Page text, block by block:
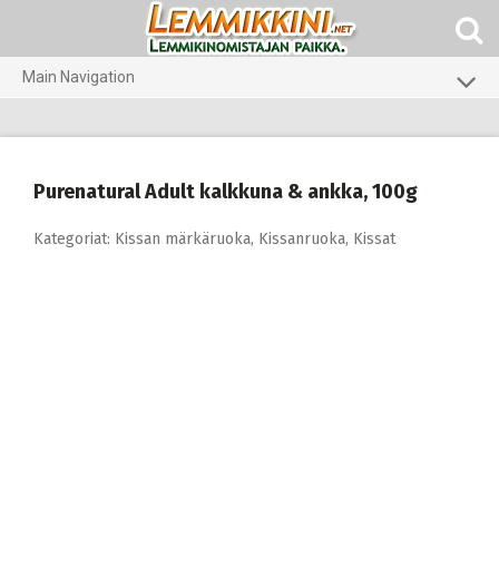
Main Navigation
Pieneläimet
Purenatural Adult kalkkuna & ankka, 100g
Kategoriat: Kissan märkäruoka, Kissanruoka, Kissat